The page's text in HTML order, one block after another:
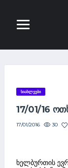
ᲡᲘᲐᲮᲚᲔᲔᲑᲘ
17/01/16
17/01/2016 30
ხელბურთის